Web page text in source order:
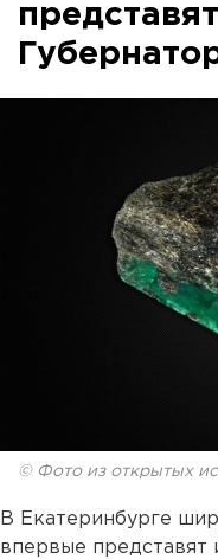
представят
© Фото из открытых
В Екатеринбурге
впервые представят